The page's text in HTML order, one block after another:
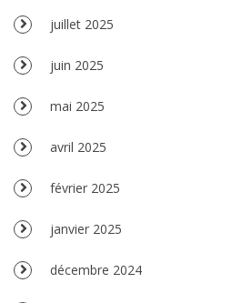
juillet 2025
juin 2025
mai 2025
avril 2025
février 2025
janvier 2025
décembre 2024